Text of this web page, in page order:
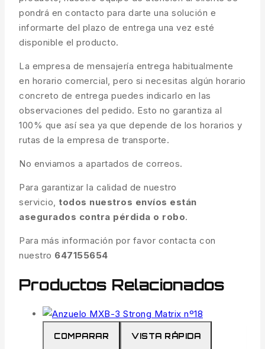
pondrá en contacto para darte una solución e
informarte del plazo de entrega una vez esté
disponible el producto.
La empresa de mensajería entrega habitualmente
en horario comercial, pero si necesitas algún horario
concreto de entrega puedes indicarlo en las
observaciones del pedido. Esto no garantiza al
100% que así sea ya que depende de los horarios y
rutas de la empresa de transporte.
No enviamos a apartados de correos.
Para garantizar la calidad de nuestro
servicio, todos nuestros envíos están
asegurados contra pérdida o robo.
Para más información por favor contacta con
nuestro 647155654
Productos Relacionados
COMPARAR VISTA RÁPIDA